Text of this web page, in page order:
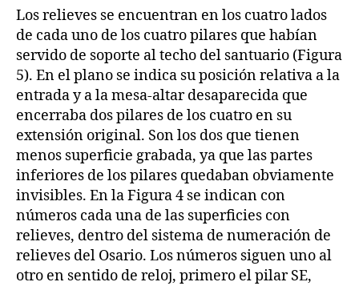
Los relieves se encuentran en los cuatro lados
de cada uno de los cuatro pilares que habían
servido de soporte al techo del santuario (Figura
5). En el plano se indica su posición relativa a la
entrada y a la mesa-altar desaparecida que
encerraba dos pilares de los cuatro en su
extensión original. Son los dos que tienen
menos superficie grabada, ya que las partes
inferiores de los pilares quedaban obviamente
invisibles. En la Figura 4 se indican con
números cada una de las superficies con
relieves, dentro del sistema de numeración de
relieves del Osario. Los números siguen uno al
otro en sentido de reloj, primero el pilar SE,